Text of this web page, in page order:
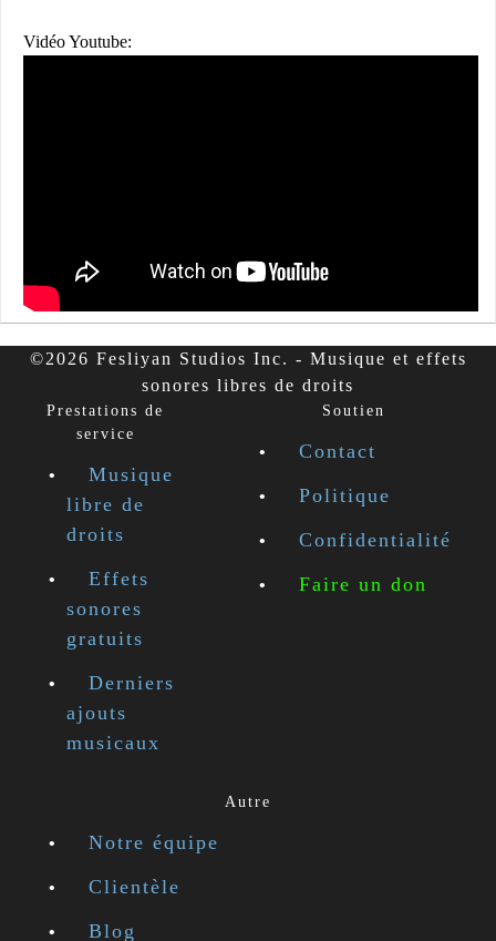
Vidéo Youtube:
©2026 Fesliyan Studios Inc. - Musique et effets
sonores libres de droits
Prestations de
service
Musique
libre de
droits
Effets
sonores
gratuits
Derniers
ajouts
musicaux
Soutien
Contact
Politique
Confidentialité
Faire un don
Autre
Notre équipe
Clientèle
Blog